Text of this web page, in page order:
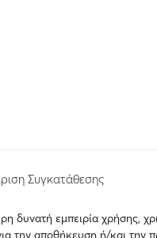
Συγκατάθεσης
δυνατή εμπειρία χρήσης,
την αποθήκευση ή/και την